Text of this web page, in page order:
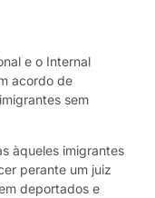
e o Internal
acordo de
sem
àqueles imigrantes
perante um juiz
deportados e